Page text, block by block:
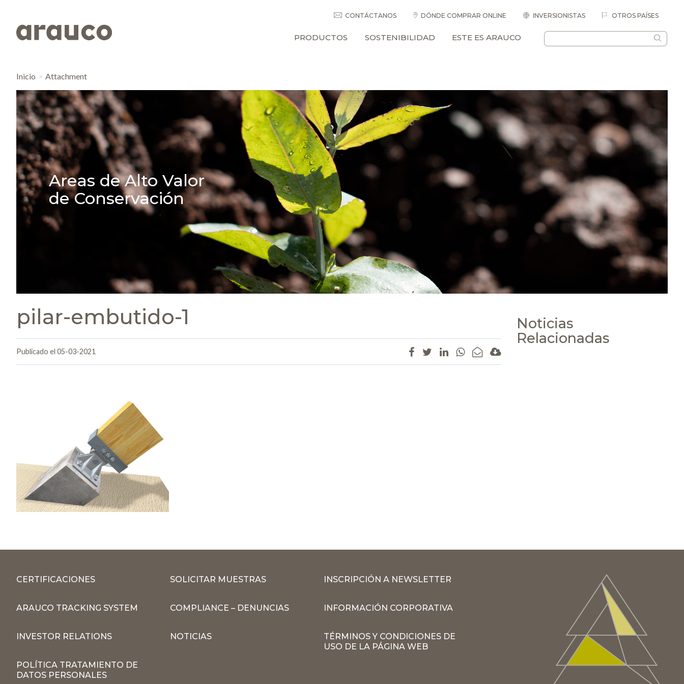
CONTÁCTANOS DÓNDE COMPRAR ONLINE INVERSIONISTAS OTROS PAÍSES
PRODUCTOS SOSTENIBILIDAD ESTE ES ARAUCO
Inicio Attachment
Areas de Alto Valor
de Conservación
pilar-embutido-1
Publicado el 05-03-2021
Noticias
Relacionadas
CERTIFICACIONES SOLICITAR MUESTRAS INSCRIPCIÓN A NEWSLETTER
ARAUCO TRACKING SYSTEM COMPLIANCE – DENUNCIAS INFORMACIÓN CORPORATIVA
INVESTOR RELATIONS NOTICIAS
TÉRMINOS Y CONDICIONES DE
USO DE LA PÁGINA WEB
POLÍTICA TRATAMIENTO DE
DATOS PERSONALES